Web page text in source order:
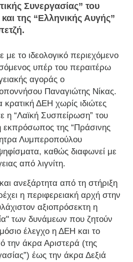
Συνεργασίας” του
της “Ελληνικής Αυγής”
με το ιδεολογικό περιεχόμενο
υπέρ του περαιτέρω
αγοράς ο
Παναγιώτης Νίκας.
κρατική ΔΕΗ χωρίς ιδιώτες
η “Λαϊκή Συσπείρωση” του
εκπρόσωπος της “Πράσινης
Λυμπεροπούλου
καθώς διαφωνεί με
από λιγνίτη.
ανεξάρτητα από τη στήριξη
η περιφερειακή αρχή στην
αξιοπρόσεκτη η
των δυνάμεων που ζητούν
έλεγχο η ΔΕΗ και το
την άκρα Αριστερά (της
έως την άκρα Δεξιά